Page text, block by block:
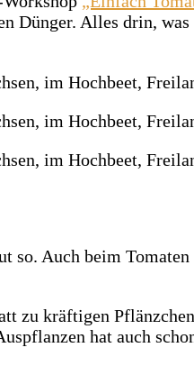
Dünger. Alles drin,
so. Auch beim
zu kräftigen
hat auch